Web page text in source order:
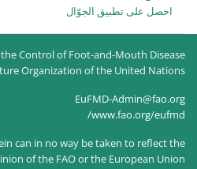
European Commission for the Control of
Food and Agriculture
The views expressed herein can in no
official opinion of the